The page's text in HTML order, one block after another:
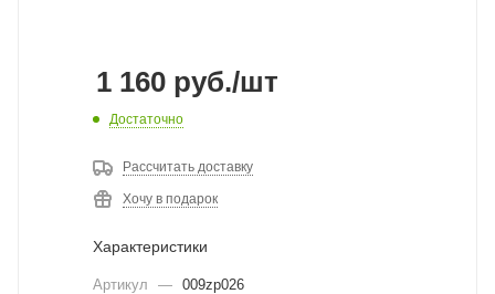
1 160 руб./шт
Достаточно
Рассчитать доставку
Хочу в подарок
Характеристики
Артикул — 009zp026